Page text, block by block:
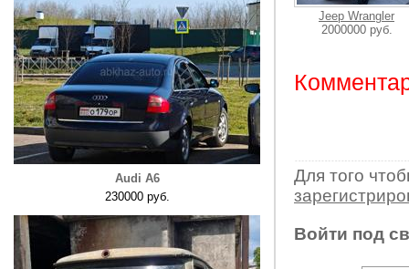
Audi A6
230000 руб.
Jeep Wrangler
2000000 руб.
Для того
Войти под